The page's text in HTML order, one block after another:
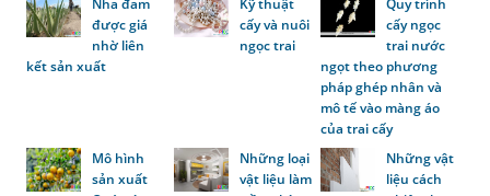
Nha đam
được giá
nhờ liên
kết sản xuất
Kỹ thuật
cấy và nuôi
ngọc trai
Quy trình
cấy ngọc
trai nước
ngọt theo phương
pháp ghép nhân và
mô tế vào màng áo
của trai cấy
Mô hình
sản xuất
Những loại
vật liệu làm
Những vật
liệu cách